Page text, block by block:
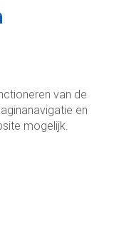
van de
en
mogelijk.